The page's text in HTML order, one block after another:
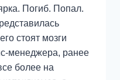
Погиб. Попал.
стоят мозги
менеджера, ранее
более на